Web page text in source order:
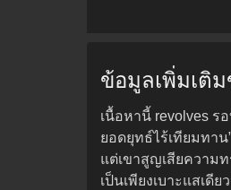
ข้อมูลเพิ่มเติ
เนื้อหานี้ revolves
ยอดยุทธ์ไร้เทียมทา
แต่เขาสูญเสียความ
เป็นเพียงเบาะแสเดี